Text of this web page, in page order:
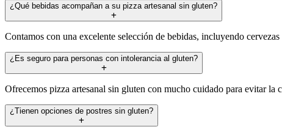
¿Qué bebidas acompañan a su pizza artesanal sin gluten?
Contamos con una excelente selección de bebidas, incluyendo
¿Es seguro para personas con intolerancia al gluten?
Ofrecemos pizza artesanal sin gluten con mucho cuidado para evitar la
¿Tienen opciones de postres sin gluten?